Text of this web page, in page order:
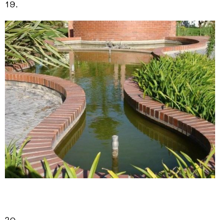
19.